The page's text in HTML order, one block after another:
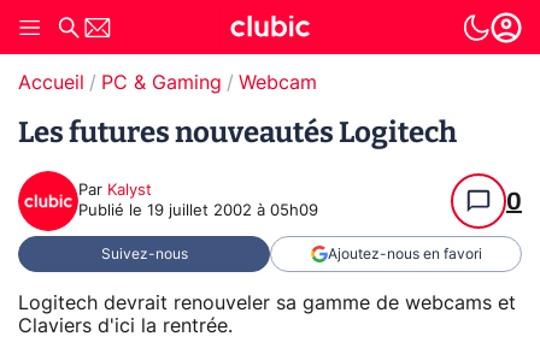
Accueil PC & Gaming Webcam
Les futures nouveautés Logitech
Par Kalyst
Publié le 19 juillet 2002 à 05h09 0
Suivez-nous Ajoutez-nous en favori
Logitech devrait renouveler sa gamme de webcams et
Claviers d'ici la rentrée.